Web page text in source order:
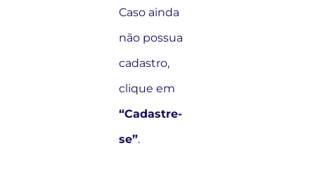
Caso ainda
não possua
cadastro,
clique em
“Cadastre-
se”.